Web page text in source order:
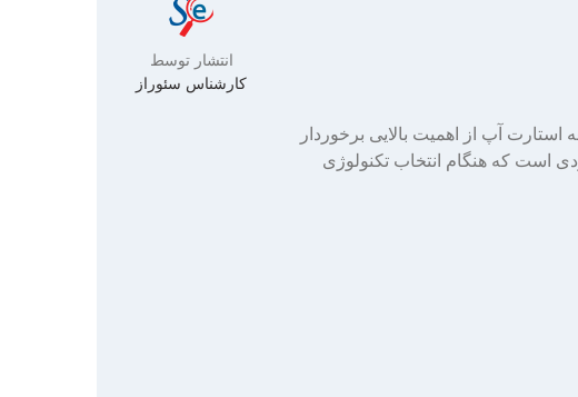
انتشار توسط
کارشناس سئوراز
آپ از اهمیت بالایی برخوردار
است که هنگام انتخاب تکنولوژی